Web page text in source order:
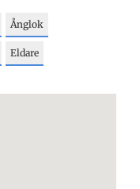
Ånglok
Eldare